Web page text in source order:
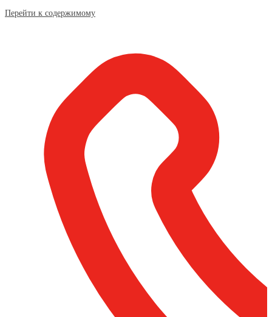
Перейти к содержимому